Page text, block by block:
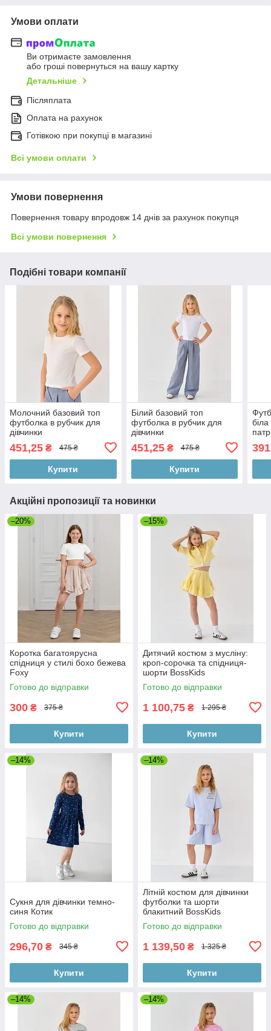
Умови оплати
Ви отримаєте замовлення
або гроші повернуться на вашу картку
Детальніше
Післяплата
Оплата на рахунок
Готівкою при покупці в магазині
Всі умови оплати
Умови повернення
Повернення товару впродовж 14 днів за рахунок покупця
Всі умови повернення
Подібні товари компанії
Молочний базовий топ
футболка в рубчик для
дівчинки
451,25 ₴ 475 ₴
Купити
Білий базовий топ
футболка в рубчик для
дівчинки
451,25₴ 475 ₴
Купити
Акційні пропозиції та новинки
–20%
Коротка багатоярусна
спідниця у стилі бохо бежева
Foxy
Готово до відправки
300 ₴ 375 ₴
Купити
–15%
Дитячий костюм з мусліну:
кроп-сорочка та спідниця-
шорти BossKids
Готово до відправки
1 100,75 ₴ 1 295 ₴
Купити
–14%
Сукня для дівчинки темно-
синя Котик
Готово до відправки
296,70 ₴ 345 ₴
Купити
–14%
Літній костюм для дівчинки
футболки та шорти
блакитний BossKids
Готово до відправки
1 139,50 ₴ 1 325 ₴
Купити
–14% –14%